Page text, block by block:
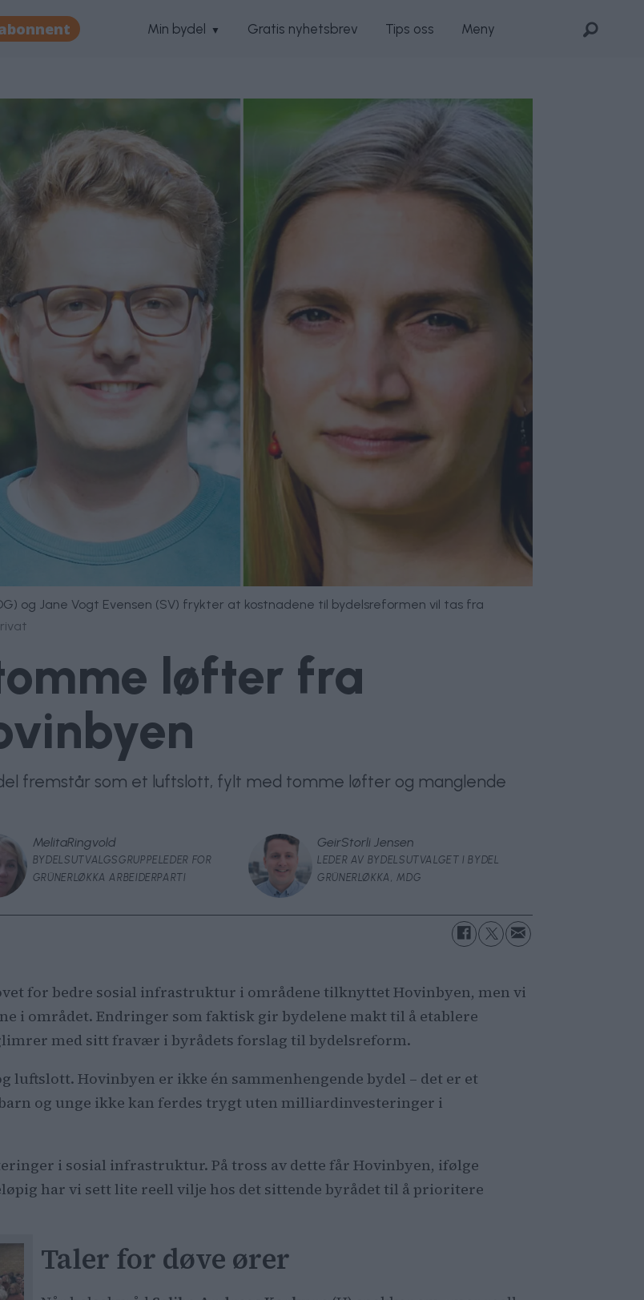
Min bydel Gratis nyhetsbrev Tips oss Meny
og Jane Vogt Evensen (SV) frykter at kostnadene til bydelsreformen vil tas fra
løfter fra
fremstår som et luftslott, fylt med tomme løfter og manglende
MelitaRingvold
BYDELSUTVALGSGRUPPELEDER FOR
GRÜNERLØKKA ARBEIDERPARTI
GeirStorli Jensen
LEDER AV BYDELSUTVALGET I BYDEL
GRÜNERLØKKA, MDG
for bedre sosial infrastruktur i områdene tilknyttet Hovinbyen, men vi
i området. Endringer som faktisk gir bydelene makt til å etablere
med sitt fravær i byrådets forslag til bydelsreform.
luftslott. Hovinbyen er ikke én sammenhengende bydel – det er et
og unge ikke kan ferdes trygt uten milliardinvesteringer i
i sosial infrastruktur. På tross av dette får Hovinbyen, ifølge
har vi sett lite reell vilje hos det sittende byrådet til å prioritere
Taler for døve ører